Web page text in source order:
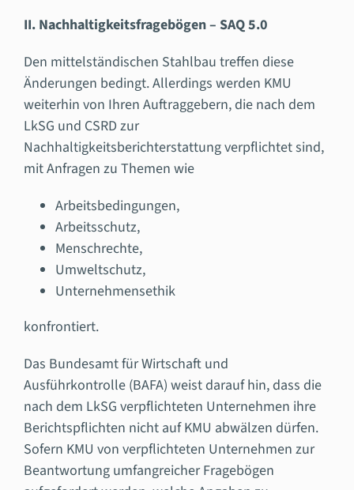
II. Nachhaltigkeitsfragebögen – SAQ 5.0
Den mittelständischen Stahlbau treffen diese
Änderungen bedingt. Allerdings werden KMU
weiterhin von Ihren Auftraggebern, die nach dem
LkSG und CSRD zur
Nachhaltigkeitsberichterstattung verpflichtet sind,
mit Anfragen zu Themen wie
Arbeitsbedingungen,
Arbeitsschutz,
Menschrechte,
Umweltschutz,
Unternehmensethik
konfrontiert.
Das Bundesamt für Wirtschaft und
Ausführkontrolle (BAFA) weist darauf hin, dass die
nach dem LkSG verpflichteten Unternehmen ihre
Berichtspflichten nicht auf KMU abwälzen dürfen.
Sofern KMU von verpflichteten Unternehmen zur
Beantwortung umfangreicher Fragebögen